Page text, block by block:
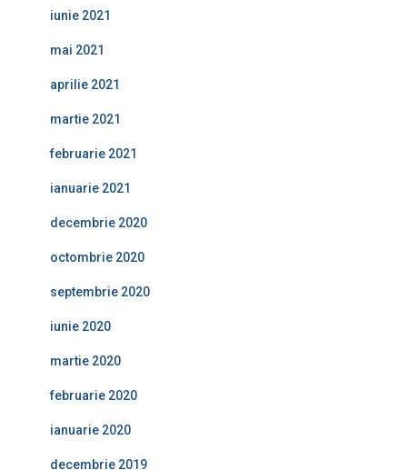
iunie 2021
mai 2021
aprilie 2021
martie 2021
februarie 2021
ianuarie 2021
decembrie 2020
octombrie 2020
septembrie 2020
iunie 2020
martie 2020
februarie 2020
ianuarie 2020
decembrie 2019